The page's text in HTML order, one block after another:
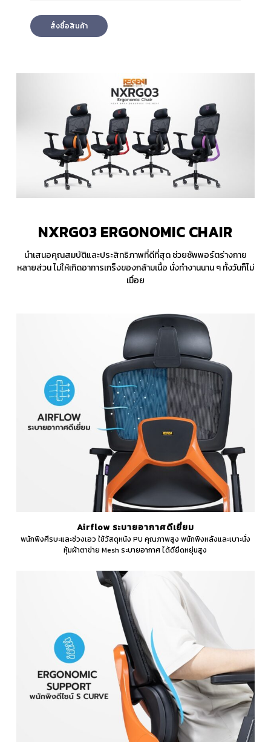
แรง
ที่วางแขนปรับได้ 3 ทิศทางแบบ 3D Armrest
เหมาะสมกับผู้นั่ง
ผนักผิงปรับเอนได้ 90-130 องศา
ฐานเก้าอี้ดาว 5 แฉก รองรับน้ำหนักได้มากถึง 150
กิโลกรัม
สินค้ารับประกัน 2 ปี
สั่งซื้อสินค้า
NXRG03 ERGONOMIC CHAIR
นำเสนอคุณสมบัติและประสิทธิภาพที่ดีที่สุด ช่วยซัพพอร์ตร่างกาย
หลายส่วน ไม่ให้เกิดอาการเกร็งของกล้ามเนื้อ นั่งทำงานนาน ๆ ทั้งวันก็ไม่
เมื่อย
Airflow ระบายอากาศดีเยี่ยม
พนักพิงศีรษะและช่วงเอว ใช้วัสดุหนัง PU คุณภาพสูง พนักพิงหลังและเบาะนั่ง
หุ้มผ้าตาข่าย Mesh ระบายอากาศ ได้ดียืดหยุ่นสูง